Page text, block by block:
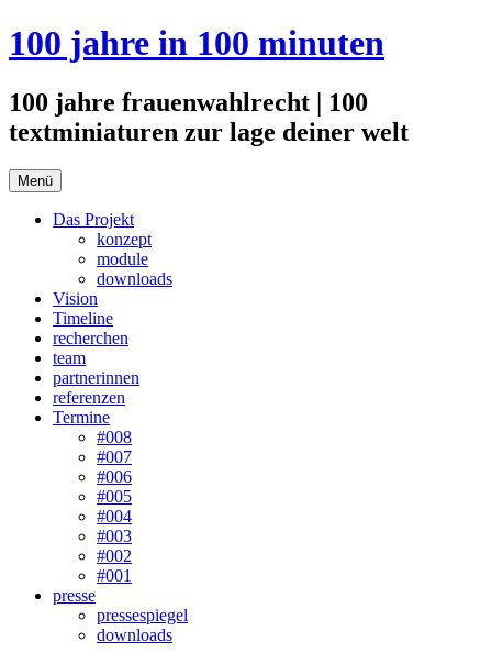
Zum
Inhalt
100 jahre in 100 minuten
100 jahre frauenwahlrecht | 100
textminiaturen zur lage deiner welt
Menü
Das Projekt
konzept
module
downloads
Vision
Timeline
recherchen
team
partnerinnen
referenzen
Termine
#008
#007
#006
#005
#004
#003
#002
#001
presse
pressespiegel
downloads